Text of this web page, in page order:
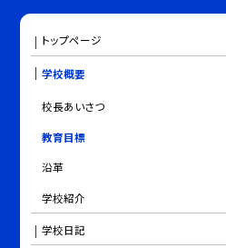
トップページ
学校概要
校長あいさつ
教育目標
沿革
学校紹介
学校日記